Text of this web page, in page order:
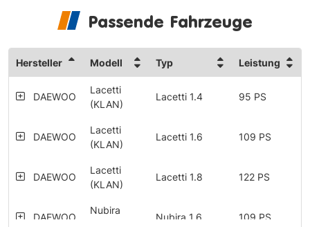
Passende Fahrzeuge
Hersteller Modell Typ Leistung
DAEWOO
Lacetti
(KLAN)
Lacetti 1.4 95 PS
DAEWOO
Lacetti
(KLAN)
Lacetti 1.6 109 PS
DAEWOO
Lacetti
(KLAN)
Lacetti 1.8 122 PS
DAEWOO
Nubira
Nubira 1.6 109 PS